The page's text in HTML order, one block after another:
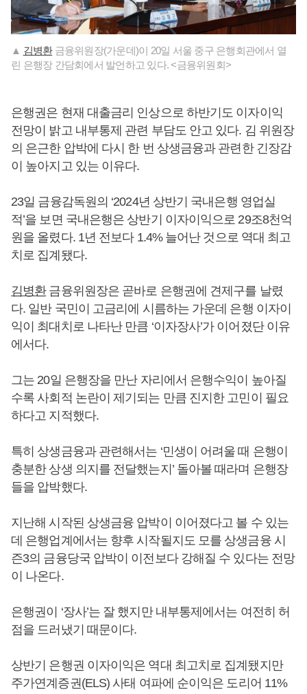
▲ 김병환금융위원장(가운데)이 20일 서울 중구 은행회관에서 열
린 은행장 간담회에서 발언하고 있다. <금융위원회>
은행권은 현재 대출금리 인상으로 하반기도 이자이익
전망이 밝고 내부통제 관련 부담도 안고 있다. 김 위원장
의 은근한 압박에 다시 한 번 상생금융과 관련한 긴장감
이 높아지고 있는 이유다.
23일 금융감독원의 ‘2024년 상반기 국내은행 영업실
적’을 보면 국내은행은 상반기 이자이익으로 29조8천억
원을 올렸다. 1년 전보다 1.4% 늘어난 것으로 역대 최고
치로 집계됐다.
김병환금융위원장은 곧바로 은행권에 견제구를 날렸
다. 일반 국민이 고금리에 시름하는 가운데 은행 이자이
익이 최대치로 나타난 만큼 ‘이자장사’가 이어졌단 이유
에서다.
그는 20일 은행장을 만난 자리에서 은행수익이 높아질
수록 사회적 논란이 제기되는 만큼 진지한 고민이 필요
하다고 지적했다.
특히 상생금융과 관련해서는 ‘민생이 어려울 때 은행이
충분한 상생 의지를 전달했는지’ 돌아볼 때라며 은행장
들을 압박했다.
지난해 시작된 상생금융 압박이 이어졌다고 볼 수 있는
데 은행업계에서는 향후 시작될지도 모를 상생금융 시
즌3의 금융당국 압박이 이전보다 강해질 수 있다는 전망
이 나온다.
은행권이 ‘장사’는 잘 했지만 내부통제에서는 여전히 허
점을 드러냈기 때문이다.
상반기 은행권 이자이익은 역대 최고치로 집계됐지만
주가연계증권(ELS) 사태 여파에 순이익은 도리어 11%